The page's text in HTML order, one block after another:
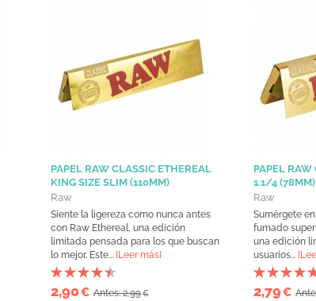
PAPEL RAW CLASSIC ETHEREAL
KING SIZE SLIM (110MM)
Raw
Siente la ligereza como nunca antes
con Raw Ethereal, una edición
limitada pensada para los que buscan
lo mejor. Este... [Leer más]
2,90€ Antes: 2,99€
PAPEL RAW
1.1/4 (78MM)
Raw
Sumérgete
fumado
una edición
usuarios...
2,79€